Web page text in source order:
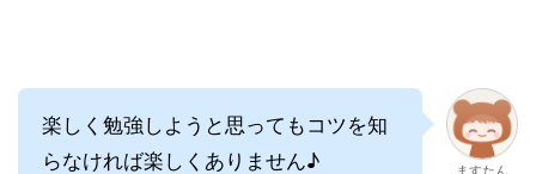
楽しく勉強しようと思ってもコツを知
らなければ楽しくありません♪
ますたん